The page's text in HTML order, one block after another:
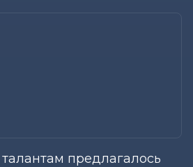
предлагалось